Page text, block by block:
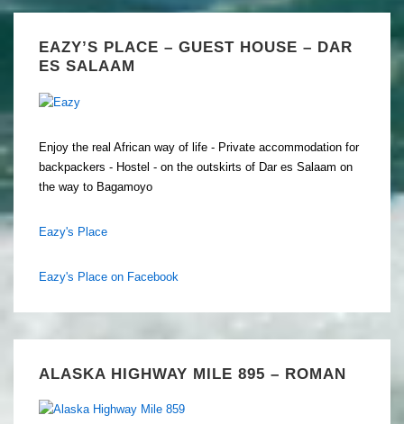
EAZY’S PLACE – GUEST HOUSE – DAR
ES SALAAM
Enjoy the real African way of life - Private accommodation for
backpackers - Hostel - on the outskirts of Dar es Salaam on
the way to Bagamoyo
Eazy's Place
Eazy's Place on Facebook
ALASKA HIGHWAY MILE 895 – ROMAN